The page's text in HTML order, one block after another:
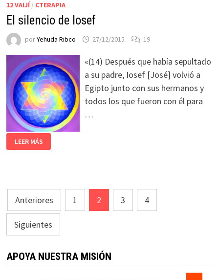
12 VAIJÍ/ CTERAPIA
El silencio de Iosef
porYehuda Ribco 27/12/2015 19
«(14) Después que había sepultado
a su padre, Iosef [José] volvió a
Egipto junto con sus hermanos y
todos los que fueron con él para
…
LEER MÁS
Paginación
de
entradas
Anteriores 1 2 3 4
Siguientes
APOYA NUESTRA MISIÓN